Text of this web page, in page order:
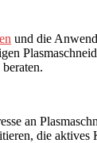
und die
an
die aktives